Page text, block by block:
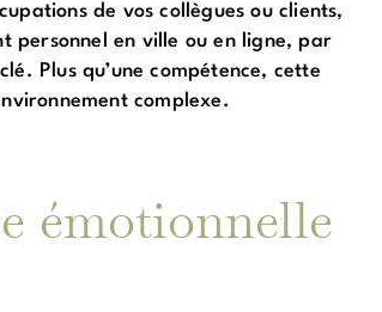
de vos collègues ou clients,
personnel en ville ou en ligne, par
Plus qu’une compétence, cette
complexe.
émotionnelle